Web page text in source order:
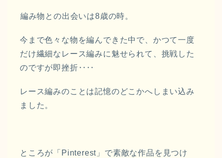
⁡編み物との出会いは8歳の時。
今まで色々な物を編んできた中で、かつて一度
だけ繊細なレース編みに魅せられて、挑戦した
のですが即挫折‥‥
レース編みのことは記憶のどこかへしまい込み
ました。
ところが「Pinterest」で素敵な作品を見つけ